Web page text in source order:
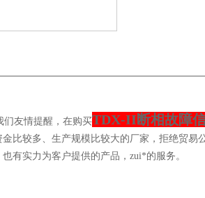
友情提醒，在购买TDX-II断相故障
比较多、生产规模比较大的厂家，拒绝贸
有实力为客户提供的产品，zui*的服务。